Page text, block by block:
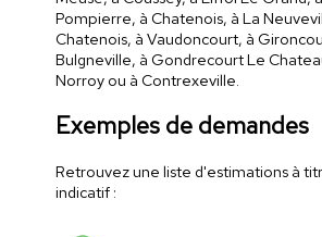
Pompierre, à Chatenois, à La
Chatenois, à Vaudoncourt, à
Bulgneville, à Gondrecourt Le
Norroy ou à Contrexeville.
Exemples de demandes
Retrouvez une liste d'estimations à
indicatif :